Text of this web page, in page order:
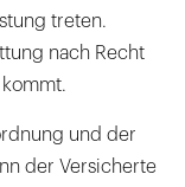
treten.
nach Recht
und der
der Versicherte